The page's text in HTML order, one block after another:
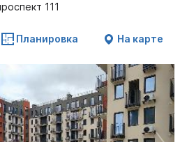
111
Планировка На карте